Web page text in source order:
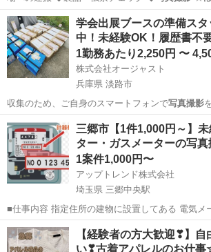
業になります…
愛知 武豊駅 その他
学会出展ブースの準備ス
中！未経験OK！履歴書不
1勤務あたり2,250円 〜
株式会社オージャスト
兵庫県 淡路市
収集のため、ご自身のスマートフォンで写真撮影
す。 ご自身のス…
兵庫 淡路市 イベントスタッフ スタ
三郷市【1件1,000円～】
ター・ガスメーターの写真
1案件1,000円〜
アップトレンド株式会社
埼玉県 三郷中央駅
■仕事内容 指定住所の建物に設置してある 電気メ
の写真を撮影していただきます。 撮影した写真を
■報酬 ①電気メーターのみ ：1件 1000円（交通
埼玉 三郷市 三郷中央駅 その他 1
【経験者の方大歓迎❣】自
い❣古着アパレルのお仕